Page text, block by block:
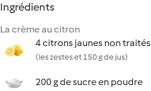
Ingrédients
La crème au citron
4 citrons jaunes non traités
(les zestes et 150 g de jus)
200 g de sucre en poudre